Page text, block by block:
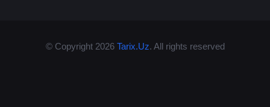
© Copyright 2026 Tarix.Uz. All rights reserved